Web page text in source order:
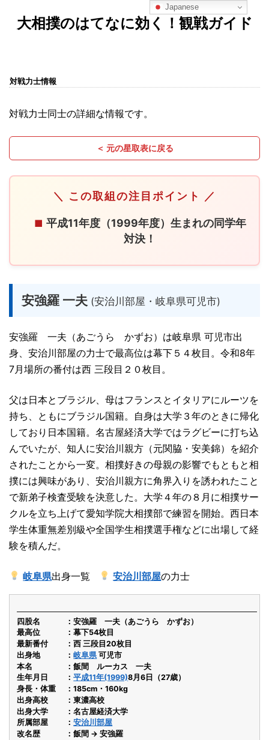
大相撲のはてなに効く！観戦ガイド
対戦力士情報
対戦力士同士の詳細な情報です。
＜ 元の星取表に戻る
＼ この取組の注目ポイント ／
■ 平成11年度（1999年度）生まれの同学年
対決！
安強羅 一夫 (安治川部屋・岐阜県可児市)
安強羅 一夫（あごうら かずお）は岐阜県 可児市出
身、安治川部屋の力士で最高位は幕下５４枚目。令和8年
7月場所の番付は西 三段目２０枚目。
父は日本とブラジル、母はフランスとイタリアにルーツを
持ち、ともにブラジル国籍。自身は大学３年のときに帰化
しており日本国籍。名古屋経済大学ではラグビーに打ち込
んでいたが、知人に安治川親方（元関脇・安美錦）を紹介
されたことから一変。相撲好きの母親の影響でもともと相
撲には興味があり、安治川親方に角界入りを誘われたこと
で新弟子検査受験を決意した。大学４年の８月に相撲サー
クルを立ち上げて愛知学院大相撲部で練習を開始。西日本
学生体重無差別級や全国学生相撲選手権などに出場して経
験を積んだ。
岐阜県出身一覧 安治川部屋の力士
四股名
安強羅 一夫（あごうら かずお）
最高位
幕下54枚目
最新番付
西 三段目20枚目
出身地
岐阜県 可児市
本名
飯間 ルーカス 一夫
生年月日
平成11年(1999)8月6日（27歳）
身長・体重
185cm・160kg
出身高校
東濃高校
出身大学
名古屋経済大学
所属部屋
安治川部屋
改名歴
飯間 → 安強羅
Japanese